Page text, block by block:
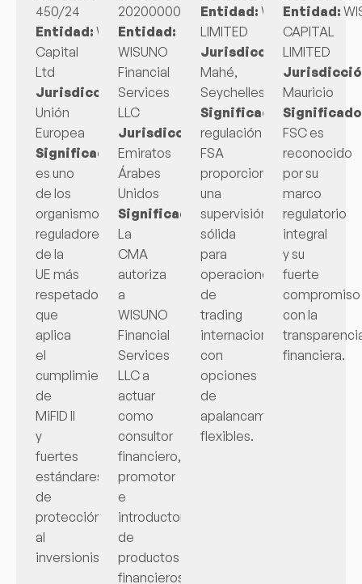
450/24
Entidad: WSN
Capital
Ltd
Jurisdicción:Chipre,
Unión
Europea
Significado:CySEC
es uno
de los
organismos
reguladores
de la
UE más
respetados,
que
aplica
el
cumplimiento
de
MiFID II
y
fuertes
estándares
de
protección
al
inversionista.
20200000409
Entidad:
WISUNO
Financial
Services
LLC
Jurisdicción:
Emiratos
Árabes
Unidos
Significado:
La
CMA
autoriza
a
WISUNO
Financial
Services
LLC a
actuar
como
consultor
financiero,
promotor
e
introductor
de
productos
financieros
Entidad: WISUNO
LIMITED
Jurisdicción:Isla
Mahé,
Seychelles
Significado:La
regulación
FSA
proporciona
una
supervisión
sólida
para
operaciones
de
trading
internacional
con
opciones
de
apalancamiento
flexibles.
Entidad:
CAPITAL
LIMITED
Mauricio
FSC es
reconocido
por su
marco
regulatorio
integral
y su
fuerte
compromiso
con la
financiera.